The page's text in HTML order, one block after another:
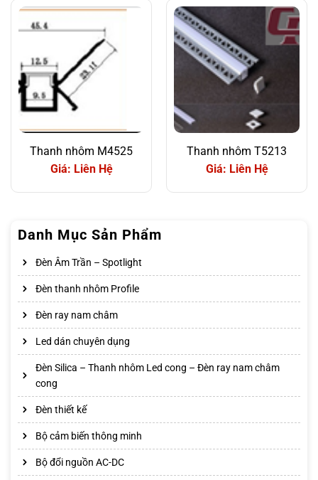
Thanh nhôm M4525
Giá: Liên Hệ
Thanh nhôm T5213
Giá: Liên Hệ
Danh Mục Sản Phẩm
Đèn Âm Trần – Spotlight
Đèn thanh nhôm Profile
Đèn ray nam châm
Led dán chuyên dụng
Đèn Silica – Thanh nhôm Led cong – Đèn ray nam châm
cong
Đèn thiết kế
Bộ cảm biến thông minh
Bộ đổi nguồn AC-DC